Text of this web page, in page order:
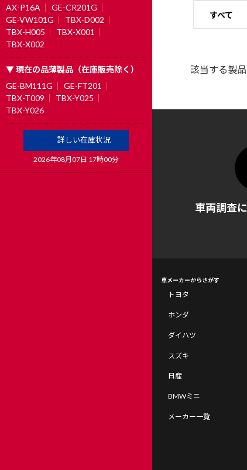
AX-P16A
GE-CR201G
GE-VW101G
TBX-D002
TBX-H005
TBX-X001
TBX-X002
▼ 現在の品薄製品（在庫販売除く）
GE-BM111G
GE-FT201
TBX-T009
TBX-Y025
TBX-Y026
詳しい在庫状況
2026年08月07日 17時00分
すべて
該当する製
車両調査
車メーカーからさがす
トヨタ
ホンダ
ダイハツ
スズキ
日産
BMWミニ
メーカー一覧